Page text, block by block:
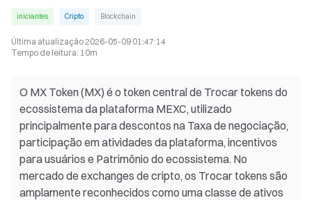
iniciantes Cripto Blockchain
Última atualização2026-05-09 01:47:14
Tempo de leitura: 10m
O MX Token (MX) é o token central de Trocar tokens do
ecossistema da plataforma MEXC, utilizado
principalmente para descontos na Taxa de negociação,
participação em atividades da plataforma, incentivos
para usuários e Patrimônio do ecossistema. No
mercado de exchanges de cripto, os Trocar tokens são
amplamente reconhecidos como uma classe de ativos